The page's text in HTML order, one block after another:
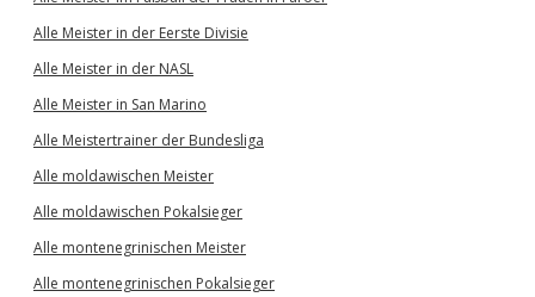
Alle Meister in der Eerste Divisie
Alle Meister in der NASL
Alle Meister in San Marino
Alle Meistertrainer der Bundesliga
Alle moldawischen Meister
Alle moldawischen Pokalsieger
Alle montenegrinischen Meister
Alle montenegrinischen Pokalsieger